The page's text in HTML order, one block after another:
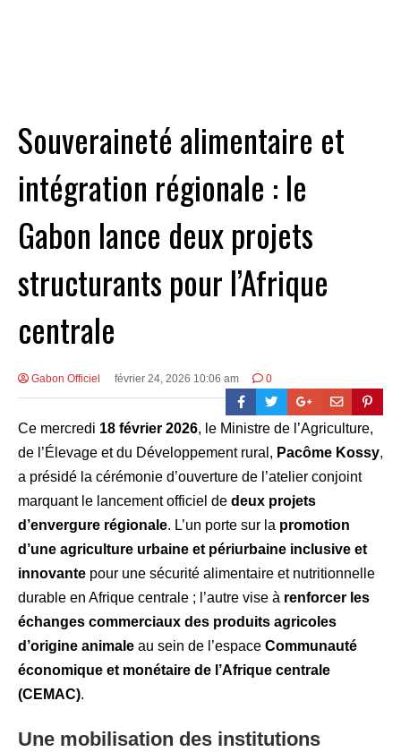
Souveraineté alimentaire et
intégration régionale : le
Gabon lance deux projets
structurants pour l’Afrique
centrale
Gabon Officiel février 24, 2026 10:06 am 0
Ce mercredi 18 février 2026, le Ministre de l’Agriculture,
de l’Élevage et du Développement rural, Pacôme Kossy,
a présidé la cérémonie d’ouverture de l’atelier conjoint
marquant le lancement officiel de deux projets
d’envergure régionale. L’un porte sur la promotion
d’une agriculture urbaine et périurbaine inclusive et
innovante pour une sécurité alimentaire et nutritionnelle
durable en Afrique centrale ; l’autre vise à renforcer les
échanges commerciaux des produits agricoles
d’origine animale au sein de l’espace Communauté
économique et monétaire de l’Afrique centrale
(CEMAC).
Une mobilisation des institutions